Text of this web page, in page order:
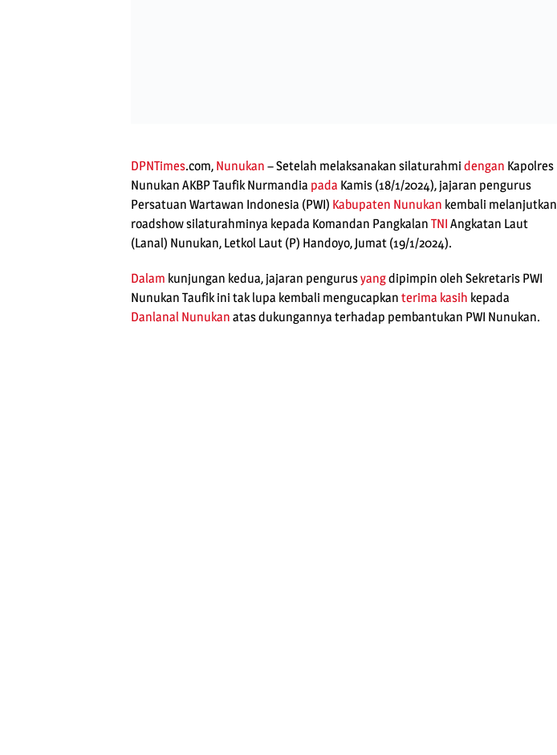
DPNTimes.com, Nunukan – Setelah melaksanakan silaturahmi dengan Kapolres
Nunukan AKBP Taufik Nurmandia pada Kamis (18/1/2024), jajaran pengurus
Persatuan Wartawan Indonesia (PWI) Kabupaten Nunukan kembali melanjutkan
roadshow silaturahminya kepada Komandan Pangkalan TNI Angkatan Laut
(Lanal) Nunukan, Letkol Laut (P) Handoyo, Jumat (19/1/2024).
Dalam kunjungan kedua, jajaran pengurusyangdipimpin oleh Sekretaris PWI
Nunukan Taufik ini tak lupa kembali mengucapkan terima kasih kepada
Danlanal Nunukan atas dukungannya terhadap pembantukan PWI Nunukan.